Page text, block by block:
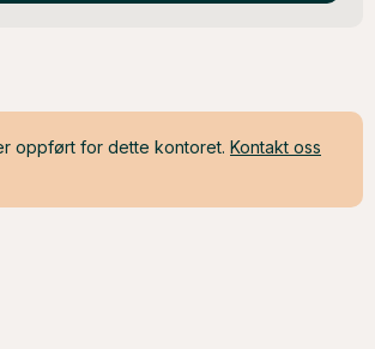
oppført for dette kontoret. Kontakt oss